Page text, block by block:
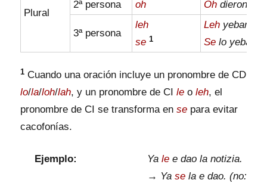
Plural
2ª persona
oh Oh dieron loh
3ª persona
leh
se 1
Leh yebaré
Se lo yebaré.
1 Cuando una oración incluye un pronombre de CD
lo/la/loh/lah, y un pronombre de CIle oleh, el
pronombre de CI se transforma ense para evitar
cacofonías.
Ejemplo: Yale e dao la notizia.
→ Yase la e dao. (no: